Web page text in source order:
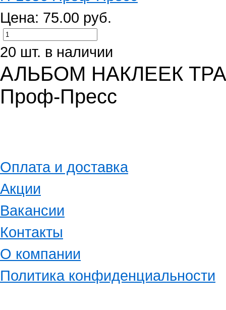
Цена: 75.00 руб.
20 шт. в наличии
АЛЬБОМ НАКЛЕЕК
Проф-Пресс
Оплата и доставка
Акции
Вакансии
Контакты
О компании
Политика конфиденциальности